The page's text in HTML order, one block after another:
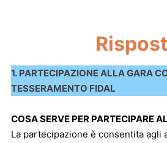
1. PARTECIPAZIONE ALLA GARA
TESSERAMENTO FIDAL
COSA SERVE PER PARTECIPARE
La partecipazione è consentita agli